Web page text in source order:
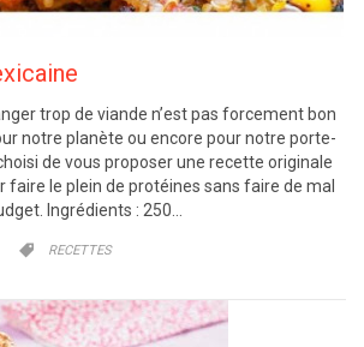
trop de viande n’est pas forcement bon
notre planète ou encore pour notre porte-
de vous proposer une recette originale
faire le plein de protéines sans faire de mal
Ingrédients : 250…
 CATEGORY
RECETTES